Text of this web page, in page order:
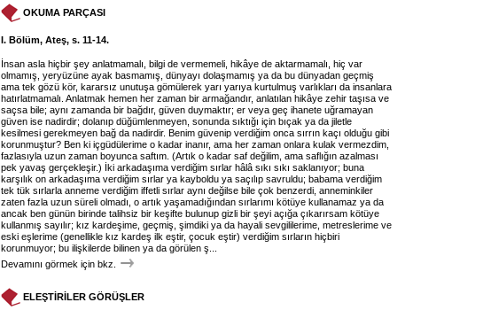
OKUMA PARÇASI
I. Bölüm, Ateş, s. 11-14.
İnsan asla hiçbir şey anlatmamalı, bilgi de vermemeli, hikâye de aktarmamalı, hiç var
olmamış, yeryüzüne ayak basmamış, dünyayı dolaşmamış ya da bu dünyadan geçmiş
ama tek gözü kör, kararsız unutuşa gömülerek yarı yarıya kurtulmuş varlıkları da insanlara
hatırlatmamalı. Anlatmak hemen her zaman bir armağandır, anlatılan hikâye zehir taşısa ve
saçsa bile; aynı zamanda bir bağdır, güven duymaktır; er veya geç ihanete uğramayan
güven ise nadirdir; dolanıp düğümlenmeyen, sonunda sıktığı için bıçak ya da jiletle
kesilmesi gerekmeyen bağ da nadirdir. Benim güvenip verdiğim onca sırrın kaçı olduğu gibi
korunmuştur? Ben ki içgüdülerime o kadar inanır, ama her zaman onlara kulak vermezdim,
fazlasıyla uzun zaman boyunca saftım. (Artık o kadar saf değilim, ama saflığın azalması
pek yavaş gerçekleşir.) İki arkadaşıma verdiğim sırlar hâlâ sıkı sıkı saklanıyor; buna
karşılık on arkadaşıma verdiğim sırlar ya kayboldu ya saçılıp savruldu; babama verdiğim
tek tük sırlarla anneme verdiğim iffetli sırlar aynı değilse bile çok benzerdi, anneminkiler
zaten fazla uzun süreli olmadı, o artık yaşamadığından sırlarımı kötüye kullanamaz ya da
ancak ben günün birinde talihsiz bir keşifte bulunup gizli bir şeyi açığa çıkarırsam kötüye
kullanmış sayılır; kız kardeşime, geçmiş, şimdiki ya da hayali sevgililerime, metreslerime ve
eski eşlerime (genellikle kız kardeş ilk eştir, çocuk eştir) verdiğim sırların hiçbiri
korunmuyor; bu ilişkilerde bilinen ya da görülen ş...
Devamını görmek için bkz.
ELEŞTİRİLER GÖRÜŞLER